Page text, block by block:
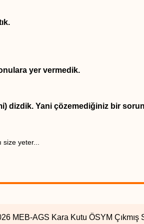
yer vermedik.
dizdik. Yani çözemediğiniz bir
yeter...
MEB-AGS Kara Kutu ÖSYM Çıkmış